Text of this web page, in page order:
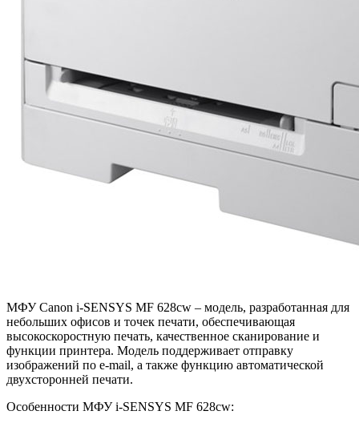
МФУ Canon i-SENSYS MF 628cw – модель, разработанная для
небольших офисов и точек печати, обеспечивающая
высокоскоростную печать, качественное сканирование и
функции принтера. Модель поддерживает отправку
изображений по e-mail, а также функцию автоматической
двухсторонней печати.
Особенности МФУ i-SENSYS MF 628cw: